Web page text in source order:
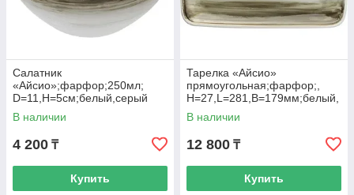
Салатник
«Айсио»;фарфор;250мл;
D=11,H=5см;белый,серый
В наличии
4 200 ₸
Купить
Тарелка «Айсио»
прямоугольная;фарфор;,
H=27,L=281,B=179мм;белый,
серый
В наличии
12 800 ₸
Купить